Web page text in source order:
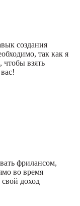
создания
так как я
взять
фрилансом,
во время
доход